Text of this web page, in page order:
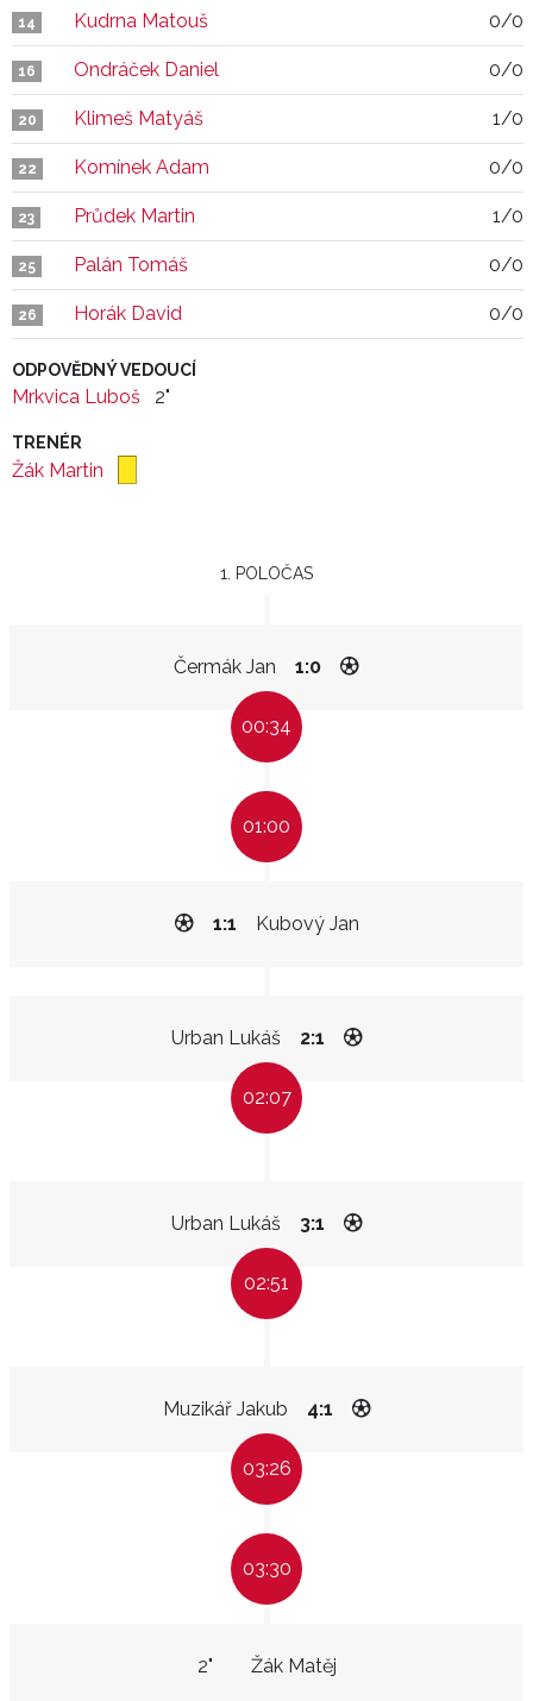
14 Kudrna Matouš 0/0
16 Ondráček Daniel 0/0
20 Klimeš Matyáš 1/0
22 Komínek Adam 0/0
23 Průdek Martin 1/0
25 Palán Tomáš 0/0
26 Horák David 0/0
ODPOVĚDNÝ VEDOUCÍ
Mrkvica Luboš 2"
TRENÉR
Žák Martin
1. POLOČAS
Čermák Jan 1:0
00:34
01:00
Kubový Jan
1:1
Urban Lukáš 2:1
02:07
Urban Lukáš 3:1
02:51
Muzikář Jakub 4:1
03:26
03:30
Žák Matěj
2"